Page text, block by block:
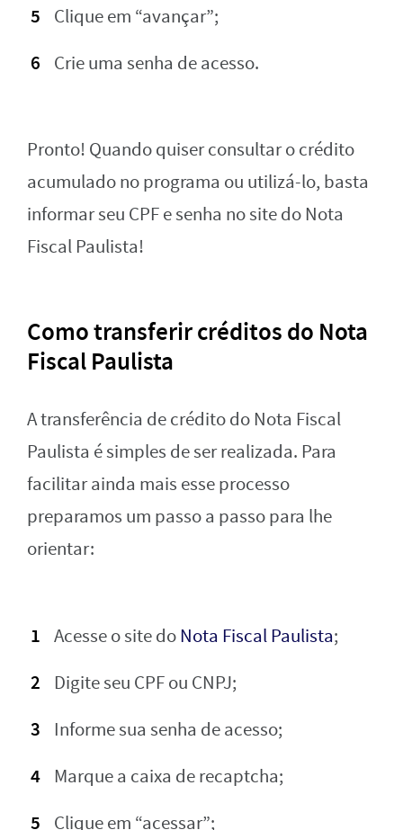
Clique em “avançar”;
Crie uma senha de acesso.
Pronto! Quando quiser consultar o crédito
acumulado no programa ou utilizá-lo, basta
informar seu CPF e senha no site do Nota
Fiscal Paulista!
Como transferir créditos do Nota
Fiscal Paulista
A transferência de crédito do Nota Fiscal
Paulista é simples de ser realizada. Para
facilitar ainda mais esse processo
preparamos um passo a passo para lhe
orientar:
Acesse o site doNota Fiscal Paulista;
Digite seu CPF ou CNPJ;
Informe sua senha de acesso;
Marque a caixa de recaptcha;
Clique em “acessar”;